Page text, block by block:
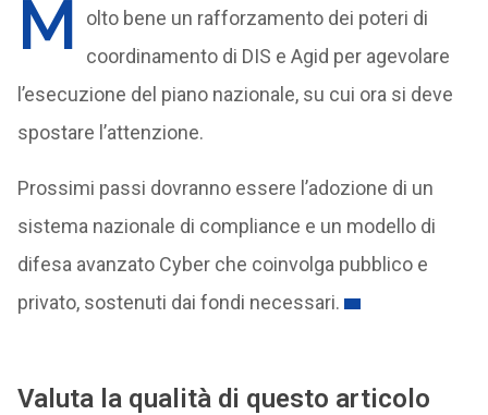
M
olto bene un rafforzamento dei poteri di
coordinamento di DIS e Agid per agevolare
l’esecuzione del piano nazionale, su cui ora si deve
spostare l’attenzione.
Prossimi passi dovranno essere l’adozione di un
sistema nazionale di compliance e un modello di
difesa avanzato Cyber che coinvolga pubblico e
privato, sostenuti dai fondi necessari.
Valuta la qualità di questo articolo